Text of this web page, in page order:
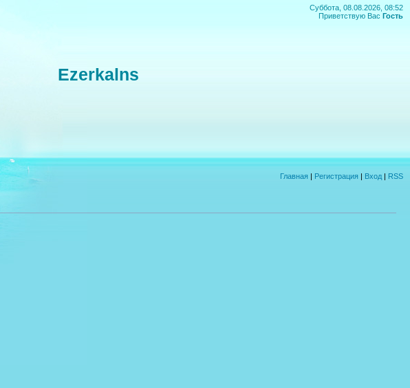
Суббота, 08.08.2026, 08:52
Приветствую Вас Гость
Ezerkalns
Главная | Регистрация | Вход | RSS